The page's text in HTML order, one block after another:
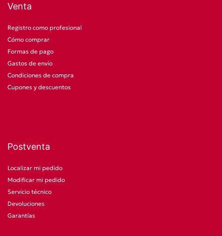
Venta
Registro como profesional
Cómo comprar
Formas de pago
Gastos de envío
Condiciones de compra
Cupones y descuentos
Postventa
Localizar mi pedido
Modificar mi pedido
Servicio técnico
Devoluciones
Garantías